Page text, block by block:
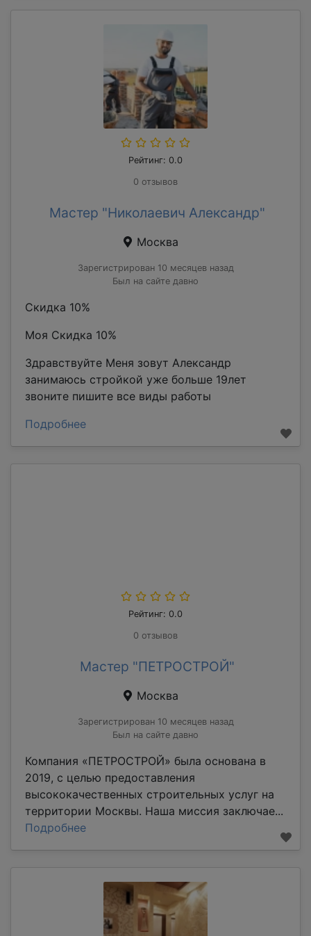
Рейтинг: 0.0
0 отзывов
Мастер "Николаевич Александр"
Москва
Зарегистрирован 10 месяцев назад
Был на сайте давно
Скидка 10%
Моя Скидка 10%
Здравствуйте Меня зовут Александр
занимаюсь стройкой уже больше 19лет
звоните пишите все виды работы
Подробнее
Рейтинг: 0.0
0 отзывов
Мастер "ПЕТРОСТРОЙ"
Москва
Зарегистрирован 10 месяцев назад
Был на сайте давно
Компания «ПЕТРОСТРОЙ» была основана в
2019, с целью предоставления
высококачественных строительных услуг на
территории Москвы. Наша миссия заключае...
Подробнее